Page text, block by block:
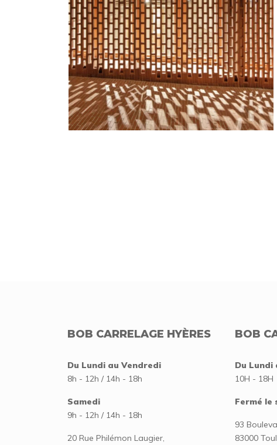
BOB CARRELAGE HYÈRES
Du Lundi au Vendredi
8h - 12h / 14h - 18h
Samedi
9h - 12h / 14h - 18h
20 Rue Philémon Laugier,
BOB
Du Lundi
10H - 18H
Fermé le
93
83000